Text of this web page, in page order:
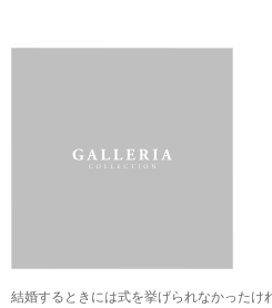
結婚するときには式を挙げられなかったけ